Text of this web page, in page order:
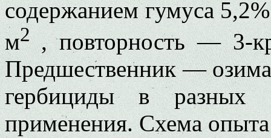
содержанием гумуса
м2, повторность — 3-
Предшественник —
гербициды в
применения. Схема опыта